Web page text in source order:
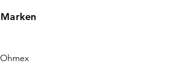
Marken
Ohmex